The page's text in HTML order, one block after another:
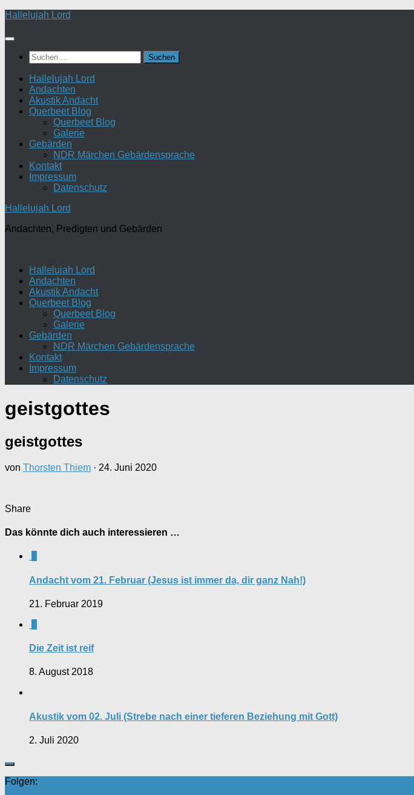
Zum
springen
Hallelujah Lord
Suchen
nach:
Hallelujah Lord
Andachten
Akustik Andacht
Querbeet Blog
Querbeet Blog
Galerie
Gebärden
NDR Märchen Gebärdensprache
Kontakt
Impressum
Datenschutz
Hallelujah Lord
Andachten, Predigten und Gebärden
Hallelujah Lord
Andachten
Akustik Andacht
Querbeet Blog
Querbeet Blog
Galerie
Gebärden
NDR Märchen Gebärdensprache
Kontakt
Impressum
Datenschutz
geistgottes
geistgottes
von Thorsten Thiem · 24. Juni 2020
Share
Das könnte dich auch interessieren …
Andacht vom 21. Februar (Jesus ist immer da, dir ganz Nah!)
21. Februar 2019
Die Zeit ist reif
8. August 2018
Akustik vom 02. Juli (Strebe nach einer tieferen Beziehung mit Gott)
2. Juli 2020
Folgen: